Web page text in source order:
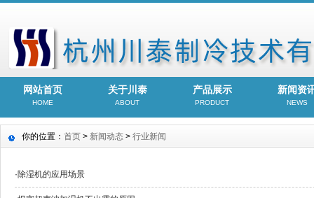
网站首页
HOME
关于川泰
ABOUT
产品展示
PRODUCT
新闻资
NEWS
你的位置： 首页 > 新闻动态 > 行业新闻
·除湿机的应用场景